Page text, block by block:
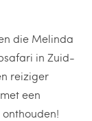
die Melinda
in Zuid-
reiziger
een